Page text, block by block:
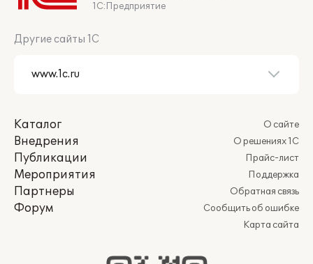
1С:Предприятие
Другие сайты 1С
Каталог
Внедрения
Публикации
Мероприятия
Партнеры
Форум
О сайте
О решениях 1С
Прайс-лист
Поддержка
Обратная связь
Сообщить об ошибке
Карта сайта